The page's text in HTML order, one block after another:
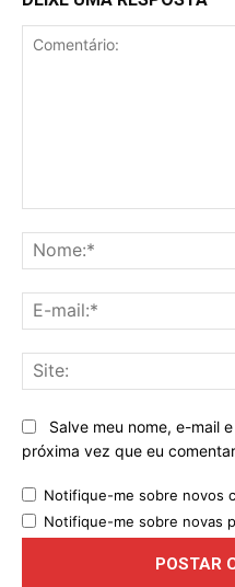
Salve meu nome, e-mail
próxima vez que eu
Notifique-me sobre novos
Notifique-me sobre novas